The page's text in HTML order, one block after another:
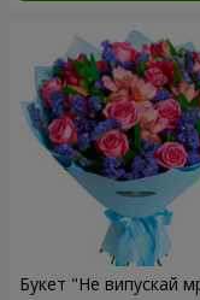
Букет "Не випускай